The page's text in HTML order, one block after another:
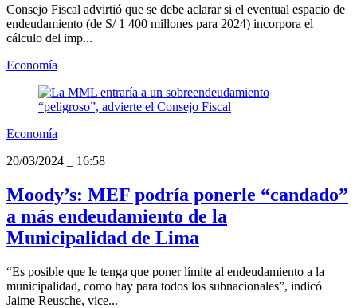
Consejo Fiscal advirtió que se debe aclarar si el eventual espacio de
endeudamiento (de S/ 1 400 millones para 2024) incorpora el
cálculo del imp...
Economía
Economía
20/03/2024
16:58
Moody’s: MEF podría ponerle “candado”
a más endeudamiento de la
Municipalidad de Lima
“Es posible que le tenga que poner límite al endeudamiento a la
municipalidad, como hay para todos los subnacionales”, indicó
Jaime Reusche, vice...